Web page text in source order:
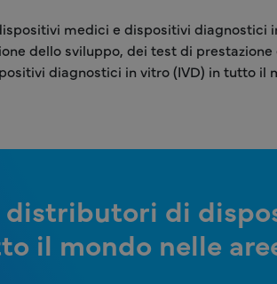
medici e dispositivi diagnostici
dello sviluppo, dei test di prestazione
diagnostici in vitro (IVD) in tutto il
di
il mondo nelle